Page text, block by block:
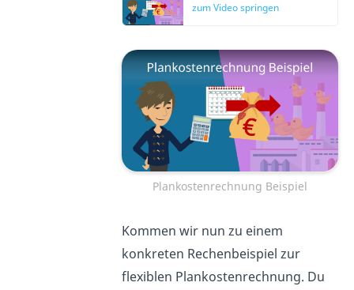
zum Video springen
Plankostenrechnung Beispiel
Kommen wir nun zu einem
konkreten Rechenbeispiel zur
flexiblen Plankostenrechnung. Du